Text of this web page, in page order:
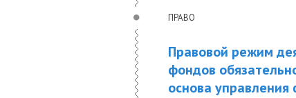
ПРАВО
Правовой режим
фондов
основа